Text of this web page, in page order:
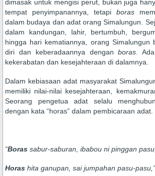
dimasak untuk mengisi perut, bukan juga
tempat penyimpanannya, tetapi boras
dalam budaya dan adat orang Simalungun.
dalam kandungan, lahir, bertumbuh,
hingga hari kematiannya, orang Simalungun
diri dan keberadaannya denganboras .
kekerabatan dan kesejahteraan di dalamnya.
Dalam kebiasaan adat masyarakat
memiliki nilai-nilai kesejahteraan,
Seorang pengetua adat selalu
dengan kata “horas” dalam pembicaraan adat.
“Boras sabur-saburan, ibabou ni pinggan pasu,
Horas hita ganupan, sai jumpahan pasu-pasu ”